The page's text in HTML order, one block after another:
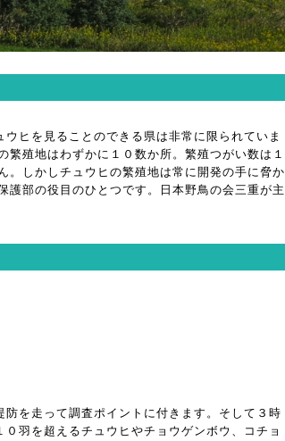
ヒを見ることのできる県は非常に限られていま
殖地はわずかに１０数か所。繁殖つがい数は１
。しかしチュウヒの繁殖地は常に開発の手に脅か
護部の役目のひとつです。日本野鳥の会三重が主
を走って調査ポイントに付きます。そして３時
羽を超えるチュウヒやチョウゲンボウ、コチョ